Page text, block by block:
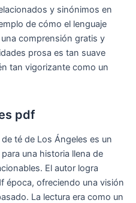
y sinónimos en
de cómo el lenguaje
comprensión gratis y
prosa es tan suave
tan vigorizante como un
pdf
té de Los Ángeles es un
una historia llena de
El autor logra
época, ofreciendo una visión
La lectura era como un